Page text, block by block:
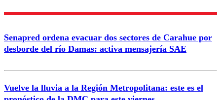
Nombre
Correo
Senapred ordena evacuar dos sectores de Carahue por
desborde del río Damas: activa mensajería SAE
Vuelve la lluvia a la Región Metropolitana: este es el